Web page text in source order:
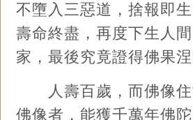
不墮入三惡道，捨報即
壽命終盡，再度下生人
家，最後究竟證得佛果
人壽百歲，而佛像住
佛像者，能獲千萬年佛